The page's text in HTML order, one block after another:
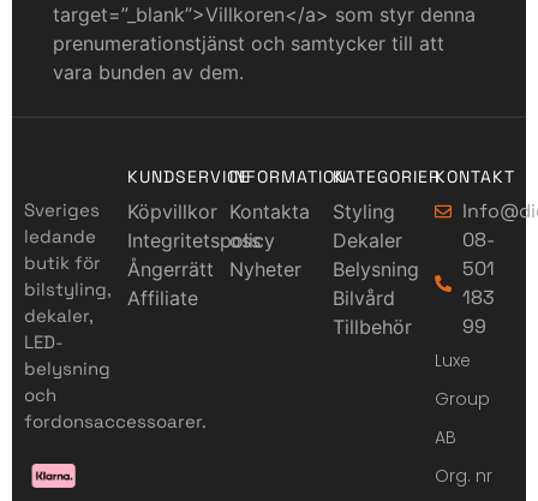
target=”_blank”>Villkoren</a> som styr denna
prenumerationstjänst och samtycker till att
vara bunden av dem.
Sveriges
ledande
butik för
bilstyling,
dekaler,
LED-
belysning
och
fordonsaccessoarer.
KUNDSERVICE
Köpvillkor
Integritetspolicy
Ångerrätt
Affiliate
INFORMATION
Kontakta
oss
Nyheter
KATEGORIER
Styling
Dekaler
Belysning
Bilvård
Tillbehör
KONTAKT
08-
501
183
99
Luxe
Group
AB
Org. nr